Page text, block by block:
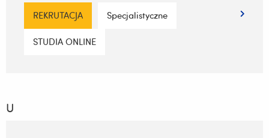
REKRUTACJA Specjalistyczne
STUDIA ONLINE
U